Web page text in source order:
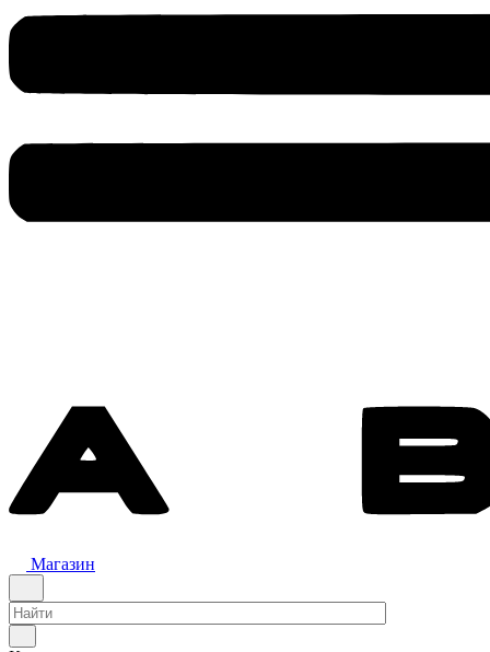
Магазин